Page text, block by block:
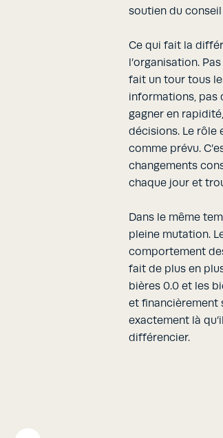
soutien du
Ce qui fait la
l’organisation.
fait un tour tous
informations, pas
gagner en
décisions. Le rôle
comme prévu.
changements
chaque jour et
Dans le même
pleine mutation.
comportement
fait de plus en
bières 0.0 et les
et financièrement
exactement là
différencier.